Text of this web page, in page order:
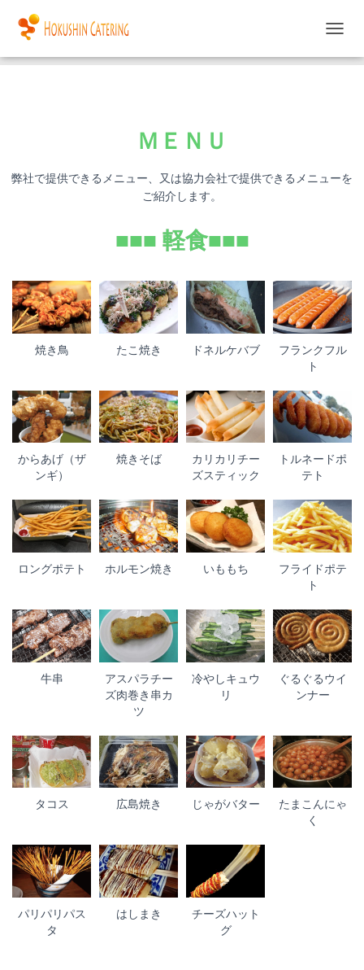
ビ
り
軽食
ＭＥＮＵ
弊社で提供できるメニュー、又は協力会社で提供できるメニューを
ご紹介します。
■■■ 軽食■■■
焼き鳥 たこ焼き ドネルケバブ
フランクフル
ト
からあげ（ザ
ンギ）
焼きそば
カリカリチー
ズスティック
トルネードポ
テト
ロングポテト ホルモン焼き いももち
フライドポテ
ト
牛串
アスパラチー
ズ肉巻き串カ
ツ
冷やしキュウ
リ
ぐるぐるウイ
ンナー
タコス 広島焼き じゃがバター
たまこんにゃ
く
パリパリパス
タ
はしまき
チーズハット
グ